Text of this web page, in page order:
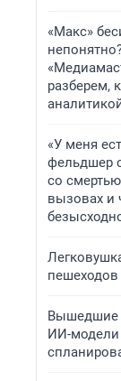
«Макс»
разберем,
«У меня
фельдшер
со
вызовах и
Вышедшие
ИИ-модели